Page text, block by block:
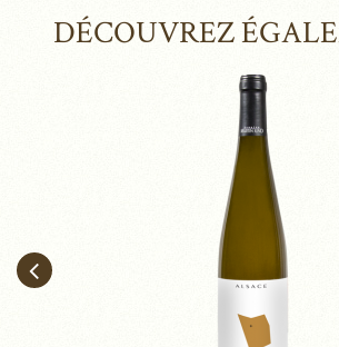
DÉCOUVREZ